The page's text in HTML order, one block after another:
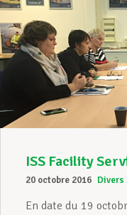
ISS Facility
20 octobre 2016 Divers
En date du 19